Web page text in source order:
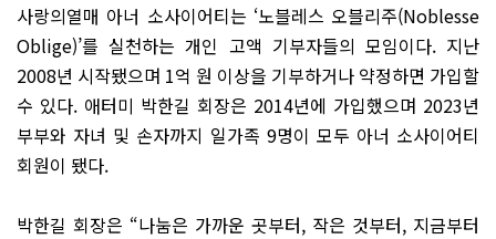
사랑의열매 아너 소사이어티는 ‘노블레스 오블리주(Noblesse
Oblige)’를 실천하는 개인 고액 기부자들의 모임이다. 지난
2008년 시작됐으며 1억 원 이상을 기부하거나 약정하면 가입할
수 있다. 애터미 박한길 회장은 2014년에 가입했으며 2023년
부부와 자녀 및 손자까지 일가족 9명이 모두 아너 소사이어티
회원이 됐다.
박한길 회장은 “나눔은 가까운 곳부터, 작은 것부터, 지금부터